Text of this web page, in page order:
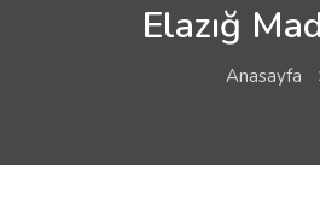
Elazığ
Anasayfa